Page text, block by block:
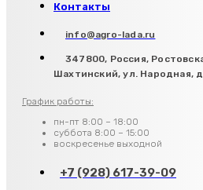
Контакты
info@agro-lada.ru
347800, Россия,
Шахтинский, ул. Народная,
График работы:
пн-пт 8:00 – 18:00
суббота 8:00 – 15:00
воскресенье выходной
+7 (928) 617-39-09